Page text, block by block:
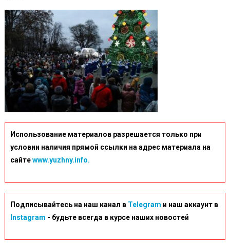
Использование материалов разрешается только при
условии наличия прямой ссылки на адрес материала на
сайтеwww.yuzhny.info.
Подписывайтесь на наш канал в Telegram и наш аккаунт в
Instagram - будьте всегда в курсе наших новостей